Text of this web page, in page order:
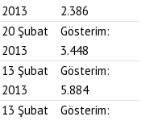
2013
2.386
20 Şubat
2013
Gösterim:
3.448
13 Şubat
2013
Gösterim:
5.884
13 Şubat
Gösterim: